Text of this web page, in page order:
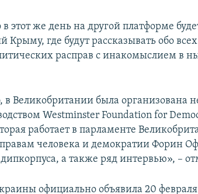
этот же день на другой платформе
Крыму, где будут рассказывать обо
расправ с инакомыслием в
Великобритании была организована
Westminster Foundation for
работает в парламенте
человека и демократии Форин
а также ряд интервью», –
официально объявила 20